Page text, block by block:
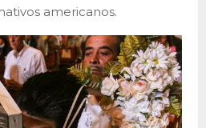
americanos.